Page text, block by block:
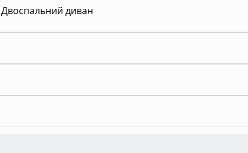
Двоспальний диван